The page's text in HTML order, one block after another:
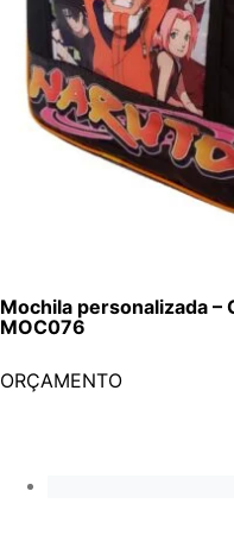
Mochila personalizada –
MOC076
ORÇAMENTO